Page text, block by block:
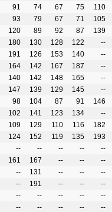
91 74 67 75 110
93 79 67 71 105
120 89 92 87 139
180 130 128 122 --
191 126 153 140 --
164 142 167 187 --
140 142 148 165 --
147 139 129 145 --
98 104 87 91 146
102 141 123 134 --
109 129 110 116 182
124 152 119 135 193
-- -- -- -- --
161 167 -- -- --
-- 131 -- -- --
-- 191 -- -- --
-- -- -- -- --
-- -- -- -- --